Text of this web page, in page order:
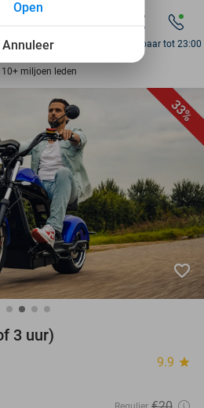
15.000+ deals
10+ miljoen leden
op basis van 206.011 reviews
15.000+ deals
per week beschikbaar
10+ miljoen leden
Bereikbaar tot 23:00
33%
favorite_border
3 uur)
9.9 star
Annuleer
Open